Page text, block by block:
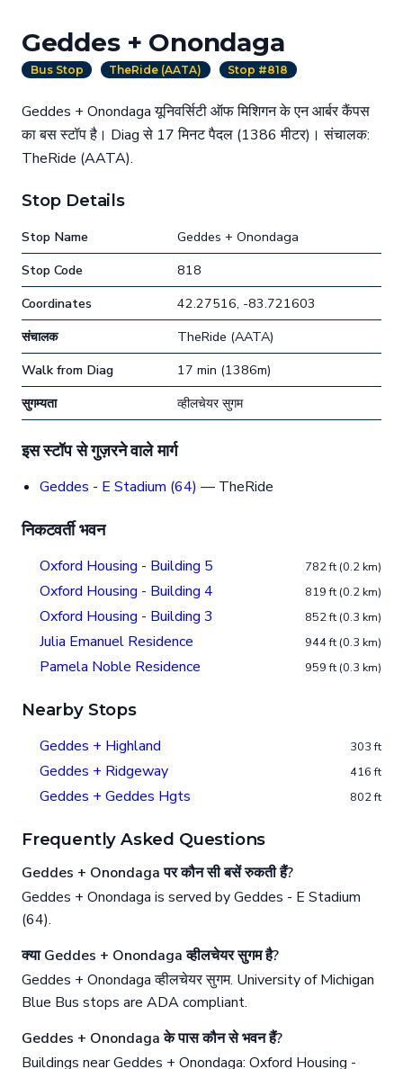
Geddes + Onondaga
Bus Stop TheRide (AATA) Stop #818
Geddes + Onondaga यूनिवर्सिटी ऑफ मिशिगन के एन आर्बर कैंपस
का बस स्टॉप है। Diag से 17 मिनट पैदल (1386 मीटर)। संचालक:
TheRide (AATA).
Stop Details
Stop Name
Geddes + Onondaga
Stop Code
818
Coordinates
42.27516, -83.721603
संचालक
TheRide (AATA)
Walk from Diag
17 min (1386m)
सुगम्यता
व्हीलचेयर सुगम
इस स्टॉप से गुज़रने वाले मार्ग
Geddes - E Stadium (64) — TheRide
निकटवर्ती भवन
Oxford Housing - Building 5 782 ft (0.2 km)
Oxford Housing - Building 4 819 ft (0.2 km)
Oxford Housing - Building 3 852 ft (0.3 km)
Julia Emanuel Residence 944 ft (0.3 km)
Pamela Noble Residence 959 ft (0.3 km)
Nearby Stops
Geddes + Highland 303 ft
Geddes + Ridgeway 416 ft
Geddes + Geddes Hgts 802 ft
Frequently Asked Questions
Geddes + Onondaga पर कौन सी बसें रुकती हैं?
Geddes + Onondaga is served by Geddes - E Stadium
(64).
क्या Geddes + Onondaga व्हीलचेयर सुगम है?
Geddes + Onondaga व्हीलचेयर सुगम. University of Michigan
Blue Bus stops are ADA compliant.
Geddes + Onondaga के पास कौन से भवन हैं?
Buildings near Geddes + Onondaga: Oxford Housing -